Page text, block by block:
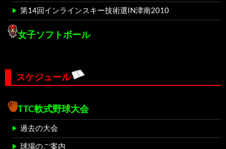
第14回インラインスキー技術選IN津南2010
女子ソフトボール
スケジュール
TTC軟式野球大会
過去の大会
球場のご案内